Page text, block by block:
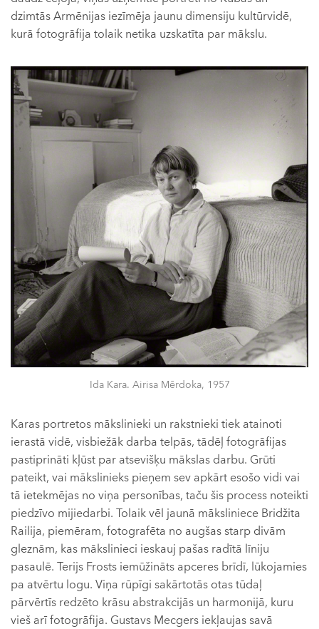
dzimtās Armēnijas iezīmēja jaunu dimensiju kultūrvidē,
kurā fotogrāfija tolaik netika uzskatīta par mākslu.
Ida Kara. Airisa Mērdoka, 1957
Karas portretos mākslinieki un rakstnieki tiek atainoti
ierastā vidē, visbiežāk darba telpās, tādēļ fotogrāfijas
pastiprināti kļūst par atsevišķu mākslas darbu. Grūti
pateikt, vai mākslinieks pieņem sev apkārt esošo vidi vai
tā ietekmējas no viņa personības, taču šis process noteikti
piedzīvo mijiedarbi. Tolaik vēl jaunā māksliniece Bridžita
Railija, piemēram, fotografēta no augšas starp divām
gleznām, kas mākslinieci ieskauj pašas radītā līniju
pasaulē. Terijs Frosts iemūžināts apceres brīdī, lūkojamies
pa atvērtu logu. Viņa rūpīgi sakārtotās otas tūdaļ
pārvērtīs redzēto krāsu abstrakcijās un harmonijā, kuru
vieš arī fotogrāfija. Gustavs Mecgers iekļaujas savā